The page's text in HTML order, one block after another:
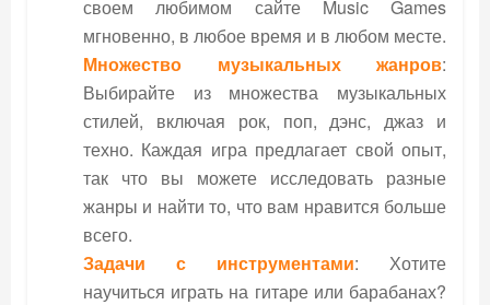
своем любимом сайте Music Games
мгновенно, в любое время и в любом месте.
Множество музыкальных жанров:
Выбирайте из множества музыкальных
стилей, включая рок, поп, дэнс, джаз и
техно. Каждая игра предлагает свой опыт,
так что вы можете исследовать разные
жанры и найти то, что вам нравится больше
всего.
Задачи с инструментами: Хотите
научиться играть на гитаре или барабанах?